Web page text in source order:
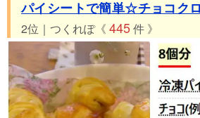
パイシートで簡単☆チョコク
2位｜つくれぽ《 445件 》